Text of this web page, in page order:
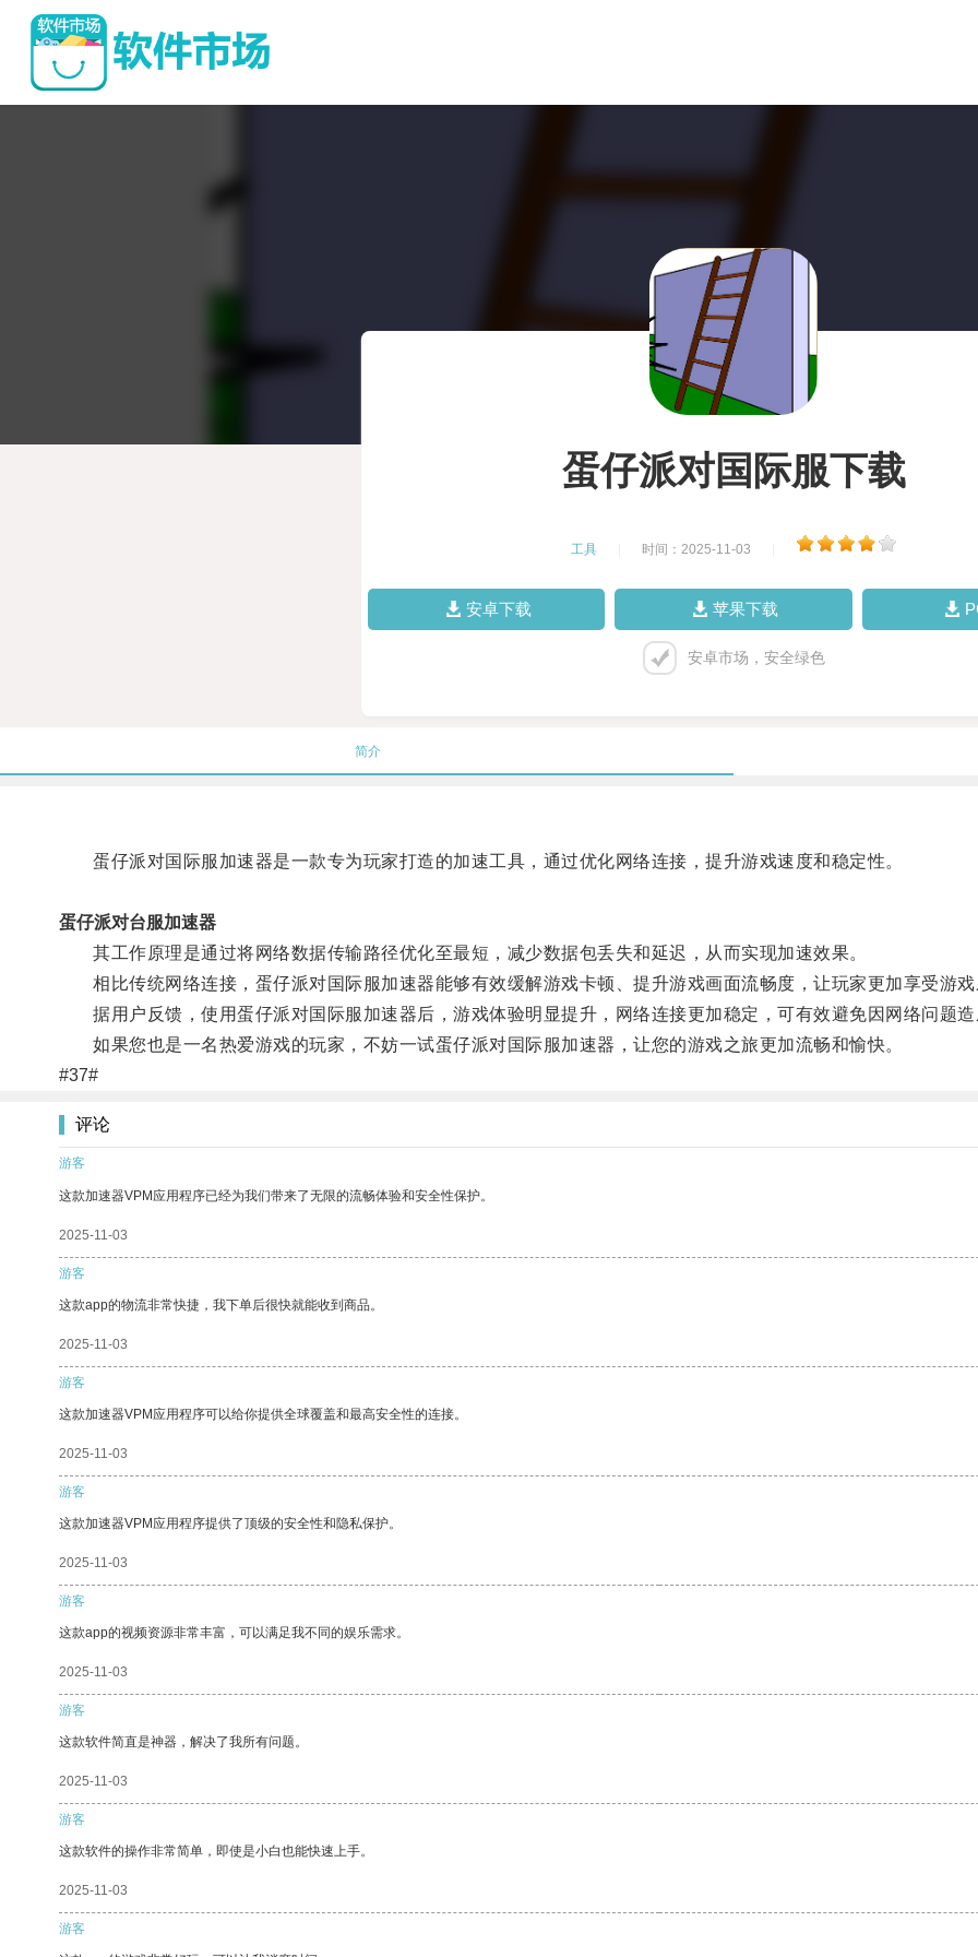
蛋仔派对国际服下载
工具 时间：2025-11-03
安卓下载 苹果下载
安卓市场，安全绿色
简介
蛋仔派对国际服加速器是一款专为玩家打造的加速工具，通过优化网络连接，提升游戏速度和稳定性。
蛋仔派对台服加速器
其工作原理是通过将网络数据传输路径优化至最短，减少数据包丢失和延迟，从而实现加速效果。
相比传统网络连接，蛋仔派对国际服加速器能够有效缓解游戏卡顿、提升游戏画面流畅度，让玩家更加享受游戏
据用户反馈，使用蛋仔派对国际服加速器后，游戏体验明显提升，网络连接更加稳定，可有效避免因网络问题造
如果您也是一名热爱游戏的玩家，不妨一试蛋仔派对国际服加速器，让您的游戏之旅更加流畅和愉快。
#37#
评论
游客
这款加速器VPM应用程序已经为我们带来了无限的流畅体验和安全性保护。
2025-11-03
游客
这款app的物流非常快捷，我下单后很快就能收到商品。
2025-11-03
游客
这款加速器VPM应用程序可以给你提供全球覆盖和最高安全性的连接。
2025-11-03
游客
这款加速器VPM应用程序提供了顶级的安全性和隐私保护。
2025-11-03
游客
这款app的视频资源非常丰富，可以满足我不同的娱乐需求。
2025-11-03
游客
这款软件简直是神器，解决了我所有问题。
2025-11-03
游客
这款软件的操作非常简单，即使是小白也能快速上手。
2025-11-03
游客